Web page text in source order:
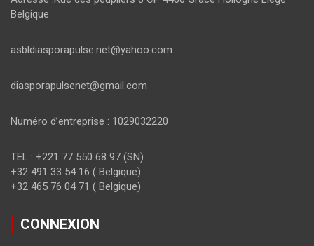
Belgique
asbldiasporapulse.net@yahoo.com
diasporapulsenet@gmail.com
Numéro d’entreprise : 1029032220
TEL : +221 77 550 68 97 (SN)
+32 491 33 54 16 ( Belgique)
+32 465 76 04 71 ( Belgique)
CONNEXION